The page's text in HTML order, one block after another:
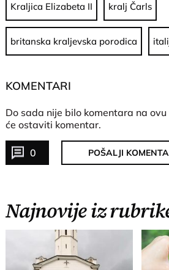
Kraljica Elizabeta II kralj Čarls
britanska kraljevska porodica
KOMENTARI
Do sada nije bilo komentara na ovu
će ostaviti komentar.
0 POŠALJI
Najnovije iz